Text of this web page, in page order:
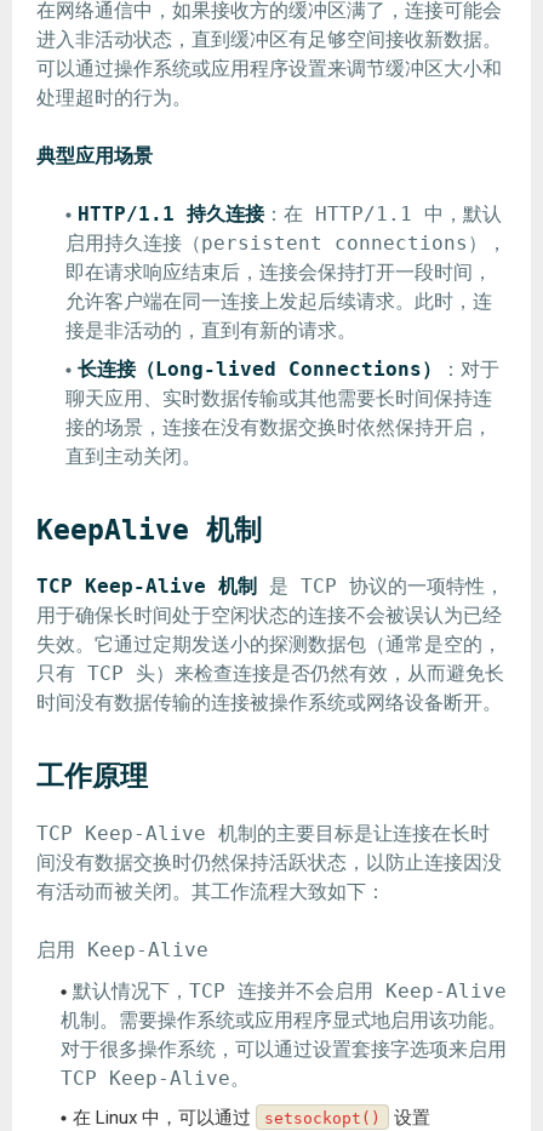
在网络通信中，如果接收方的缓冲区满了，连接可能会
进入非活动状态，直到缓冲区有足够空间接收新数据。
可以通过操作系统或应用程序设置来调节缓冲区大小和
处理超时的行为。
典型应用场景
HTTP/1.1 持久连接：在 HTTP/1.1 中，默认
启用持久连接（persistent connections），
即在请求响应结束后，连接会保持打开一段时间，
允许客户端在同一连接上发起后续请求。此时，连
接是非活动的，直到有新的请求。
长连接（Long-lived Connections）
：对于
聊天应用、实时数据传输或其他需要长时间保持连
接的场景，连接在没有数据交换时依然保持开启，
直到主动关闭。
KeepAlive 机制
TCP Keep-Alive 机制
是 TCP 协议的一项特性，
用于确保长时间处于空闲状态的连接不会被误认为已经
失效。它通过定期发送小的探测数据包（通常是空的，
只有 TCP 头）来检查连接是否仍然有效，从而避免长
时间没有数据传输的连接被操作系统或网络设备断开。
工作原理
TCP Keep-Alive 机制的主要目标是让连接在长时
间没有数据交换时仍然保持活跃状态，以防止连接因没
有活动而被关闭。其工作流程大致如下：
启用 Keep-Alive
默认情况下，TCP 连接并不会启用 Keep-Alive
机制。需要操作系统或应用程序显式地启用该功能。
对于很多操作系统，可以通过设置套接字选项来启用
TCP Keep-Alive。
在 Linux 中，可以通过 setsockopt() 设置